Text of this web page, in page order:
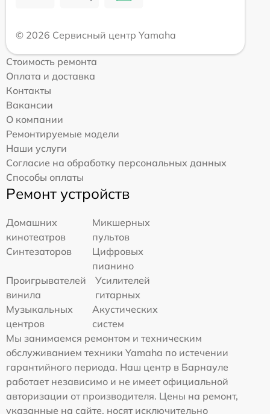
© 2026 Сервисный центр Yamaha
Стоимость ремонта
Оплата и доставка
Контакты
Вакансии
О компании
Ремонтируемые модели
Наши услуги
Согласие на обработку персональных данных
Способы оплаты
Ремонт устройств
Домашних
кинотеатров
Микшерных
пультов
Синтезаторов
Цифровых
пианино
Проигрывателей
винила
Усилителей
гитарных
Музыкальных
центров
Акустических
систем
Мы занимаемся ремонтом и техническим
обслуживанием техники Yamaha по истечении
гарантийного периода. Наш центр в Барнауле
работает независимо и не имеет официальной
авторизации от производителя. Цены на ремонт,
указанные на сайте, носят исключительно